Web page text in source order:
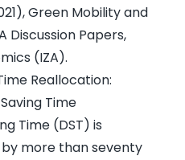
Green Mobility and
Discussion Papers,
(IZA).
Reallocation:
Time
Time (DST) is
more than seventy